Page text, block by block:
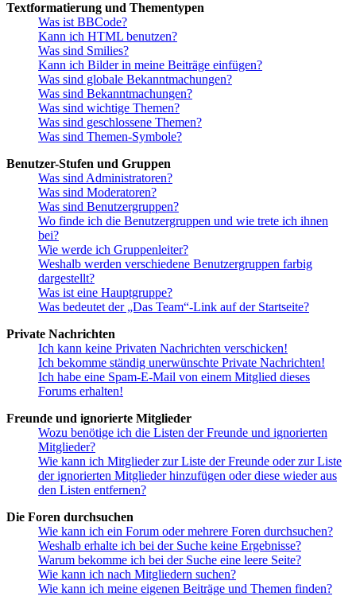
Textformatierung und Thementypen
Was ist BBCode?
Kann ich HTML benutzen?
Was sind Smilies?
Kann ich Bilder in meine Beiträge einfügen?
Was sind globale Bekanntmachungen?
Was sind Bekanntmachungen?
Was sind wichtige Themen?
Was sind geschlossene Themen?
Was sind Themen-Symbole?
Benutzer-Stufen und Gruppen
Was sind Administratoren?
Was sind Moderatoren?
Was sind Benutzergruppen?
Wo finde ich die Benutzergruppen und wie trete ich ihnen
bei?
Wie werde ich Gruppenleiter?
Weshalb werden verschiedene Benutzergruppen farbig
dargestellt?
Was ist eine Hauptgruppe?
Was bedeutet der „Das Team“-Link auf der Startseite?
Private Nachrichten
Ich kann keine Privaten Nachrichten verschicken!
Ich bekomme ständig unerwünschte Private Nachrichten!
Ich habe eine Spam-E-Mail von einem Mitglied dieses
Forums erhalten!
Freunde und ignorierte Mitglieder
Wozu benötige ich die Listen der Freunde und ignorierten
Mitglieder?
Wie kann ich Mitglieder zur Liste der Freunde oder zur Liste
der ignorierten Mitglieder hinzufügen oder diese wieder aus
den Listen entfernen?
Die Foren durchsuchen
Wie kann ich ein Forum oder mehrere Foren durchsuchen?
Weshalb erhalte ich bei der Suche keine Ergebnisse?
Warum bekomme ich bei der Suche eine leere Seite?
Wie kann ich nach Mitgliedern suchen?
Wie kann ich meine eigenen Beiträge und Themen finden?